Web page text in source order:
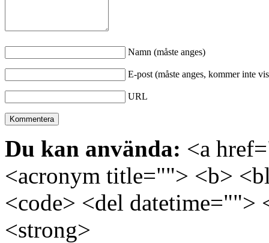
Namn (måste anges)
E-post (måste anges, kommer inte
URL
Du kan använda: <a
<acronym title=""> <b>
<code> <del
<strong>